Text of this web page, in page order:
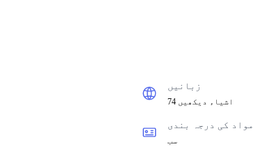
زبانیں
74 اشیاء دیکھیں
مواد کی درجہ بندی
سب